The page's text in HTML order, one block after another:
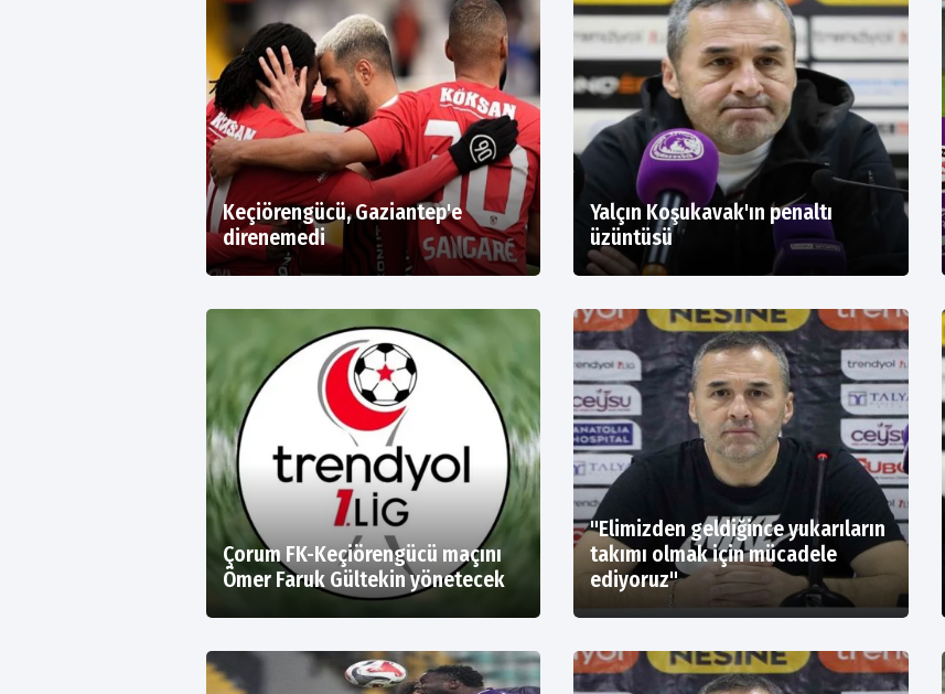
Keçiörengücü, Gaziantep'e
direnemedi
Yalçın Koşukavak'ın penaltı
üzüntüsü
Çorum FK-Keçiörengücü maçını
Ömer Faruk Gültekin yönetecek
"Elimizden geldiğince yukarıların
takımı olmak için mücadele
ediyoruz"